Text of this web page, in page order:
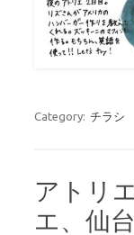
Category: チラシ
アトリ
エ、仙